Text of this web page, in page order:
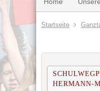
Startseite
HERMANN-